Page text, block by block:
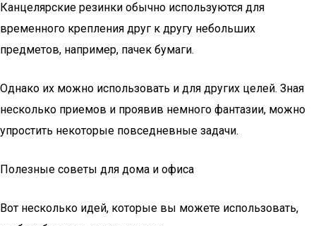
Канцелярские резинки обычно используются для
временного крепления друг к другу небольших
предметов, например, пачек бумаги.
Однако их можно использовать и для других целей. Зная
несколько приемов и проявив немного фантазии, можно
упростить некоторые повседневные задачи.
Полезные советы для дома и офиса
Вот несколько идей, которые вы можете использовать,